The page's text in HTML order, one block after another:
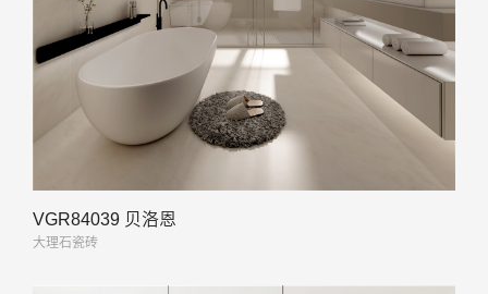
VGR84039 贝洛恩
大理石瓷砖